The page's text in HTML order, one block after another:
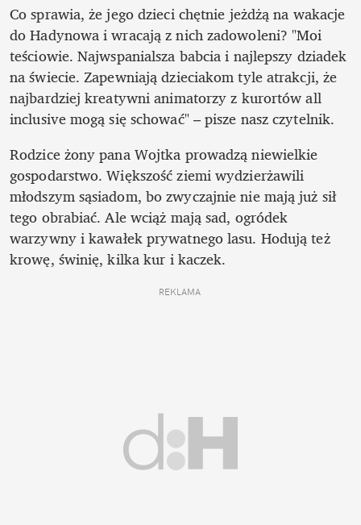
Co sprawia, że jego dzieci chętnie jeżdżą na wakacje
do Hadynowa i wracają z nich zadowoleni? "Moi
teściowie. Najwspanialsza babcia i najlepszy dziadek
na świecie. Zapewniają dzieciakom tyle atrakcji, że
najbardziej kreatywni animatorzy z kurortów all
inclusive mogą się schować" – pisze nasz czytelnik.
Rodzice żony pana Wojtka prowadzą niewielkie
gospodarstwo. Większość ziemi wydzierżawili
młodszym sąsiadom, bo zwyczajnie nie mają już sił
tego obrabiać. Ale wciąż mają sad, ogródek
warzywny i kawałek prywatnego lasu. Hodują też
krowę, świnię, kilka kur i kaczek.
REKLAMA